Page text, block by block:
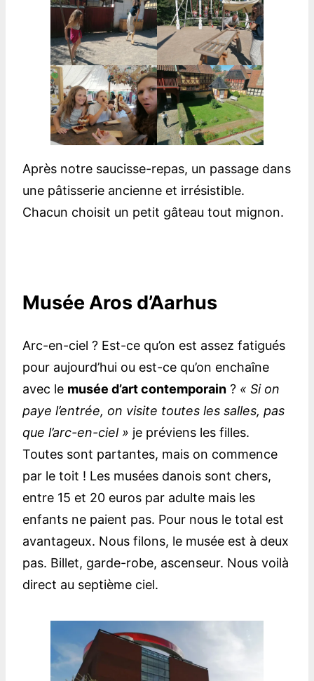
Après notre saucisse-repas, un passage dans
une pâtisserie ancienne et irrésistible.
Chacun choisit un petit gâteau tout mignon.
Musée Aros d’Aarhus
Arc-en-ciel ? Est-ce qu’on est assez fatigués
pour aujourd’hui ou est-ce qu’on enchaîne
avec le musée d’art contemporain ? « Si on
paye l’entrée, on visite toutes les salles, pas
que l’arc-en-ciel » je préviens les filles.
Toutes sont partantes, mais on commence
par le toit ! Les musées danois sont chers,
entre 15 et 20 euros par adulte mais les
enfants ne paient pas. Pour nous le total est
avantageux. Nous filons, le musée est à deux
pas. Billet, garde-robe, ascenseur. Nous voilà
direct au septième ciel.